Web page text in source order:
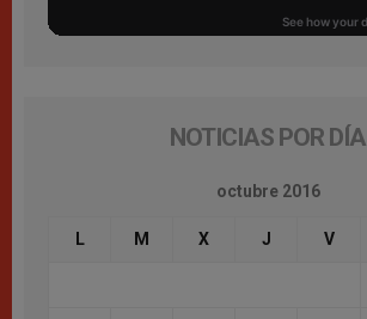
NOTICIAS POR DÍA
octubre 2016
L M X J V